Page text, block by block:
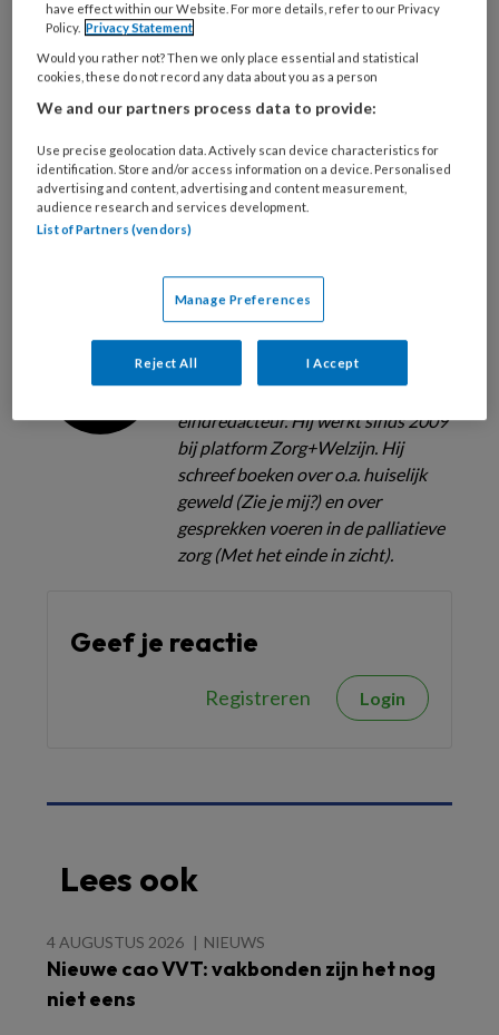
Bekijk de mogelijkheden
Al abonnee?Log dan in
Reageer op dit artikel Deel dit artikel
Jeroen Wapenaar
Jeroen Wapenaar is
wetenschapsjournalist en
eindredacteur. Hij werkt sinds 2009
bij platform Zorg+Welzijn. Hij
schreef boeken over o.a. huiselijk
geweld (Zie je mij?) en over
gesprekken voeren in de palliatieve
zorg (Met het einde in zicht).
Geef je reactie
Registreren Login
Lees ook
4 AUGUSTUS 2026 NIEUWS
Nieuwe cao VVT: vakbonden zijn het nog
niet eens
have effect within our Website. For more details, refer to our Privacy
Policy. Privacy Statement
Would you rather not? Then we only place essential and statistical
cookies, these do not record any data about you as a person
We and our partners process data to provide:
Use precise geolocation data. Actively scan device characteristics for
identification. Store and/or access information on a device. Personalised
advertising and content, advertising and content measurement,
audience research and services development.
List of Partners (vendors)
Manage Preferences
Reject All I Accept